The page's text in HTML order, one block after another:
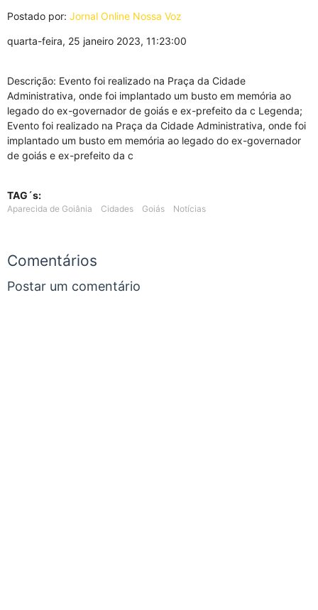
Postado por: Jornal Online Nossa Voz
quarta-feira, 25 janeiro 2023, 11:23:00
Descrição: Evento foi realizado na Praça da Cidade
Administrativa, onde foi implantado um busto em memória ao
legado do ex-governador de goiás e ex-prefeito da c Legenda;
Evento foi realizado na Praça da Cidade Administrativa, onde foi
implantado um busto em memória ao legado do ex-governador
de goiás e ex-prefeito da c
TAG´s:
Aparecida de Goiânia Cidades Goiás Notícias
Comentários
Postar um comentário